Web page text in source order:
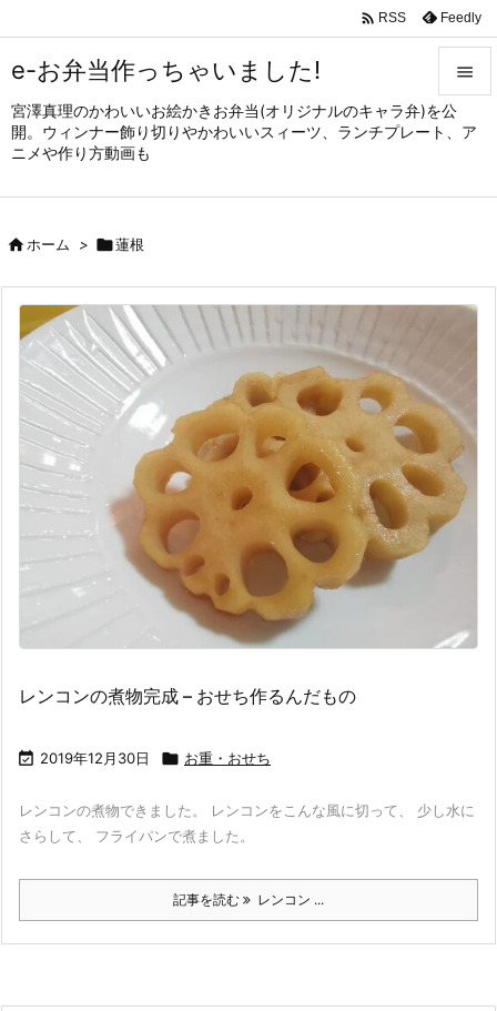
e-お弁当作っちゃいました!
宮澤真理のかわいいお絵かきお弁当(オリジナルのキャラ弁)を公
開。ウィンナー飾り切りやかわいいスィーツ、ランチプレート、ア
ニメや作り方動画も


メニュ
サイド

次へ
 RSS Feedly
ホーム > 蓮根
レンコンの煮物完成 – おせち作るんだもの
 2019年12月30日  お重・おせち
レンコンの煮物できました。 レンコンをこんな風に切って、 少し水に
さらして、 フライパンで煮ました。
記事を読む レンコン ...